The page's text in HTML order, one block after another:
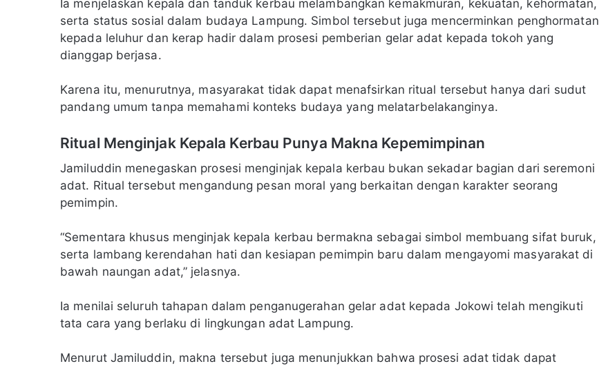
Ia menjelaskan kepala dan tanduk kerbau melambangkan kemakmuran, kekuatan, kehormatan,
serta status sosial dalam budaya Lampung. Simbol tersebut juga mencerminkan penghormatan
kepada leluhur dan kerap hadir dalam prosesi pemberian gelar adat kepada tokoh yang
dianggap berjasa.
Karena itu, menurutnya, masyarakat tidak dapat menafsirkan ritual tersebut hanya dari sudut
pandang umum tanpa memahami konteks budaya yang melatarbelakanginya.
Ritual Menginjak Kepala Kerbau Punya Makna Kepemimpinan
Jamiluddin menegaskan prosesi menginjak kepala kerbau bukan sekadar bagian dari seremoni
adat. Ritual tersebut mengandung pesan moral yang berkaitan dengan karakter seorang
pemimpin.
“Sementara khusus menginjak kepala kerbau bermakna sebagai simbol membuang sifat buruk,
serta lambang kerendahan hati dan kesiapan pemimpin baru dalam mengayomi masyarakat di
bawah naungan adat,” jelasnya.
Ia menilai seluruh tahapan dalam penganugerahan gelar adat kepada Jokowi telah mengikuti
tata cara yang berlaku di lingkungan adat Lampung.
Menurut Jamiluddin, makna tersebut juga menunjukkan bahwa prosesi adat tidak dapat